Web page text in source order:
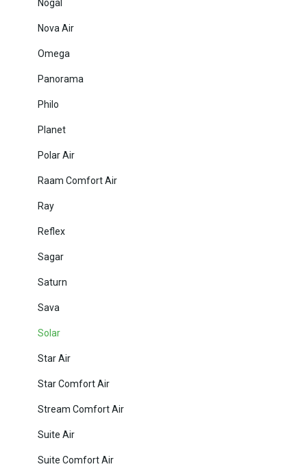
Nogal
Nova Air
Omega
Panorama
Philo
Planet
Polar Air
Raam Comfort Air
Ray
Reflex
Sagar
Saturn
Sava
Solar
Star Air
Star Comfort Air
Stream Comfort Air
Suite Air
Suite Comfort Air